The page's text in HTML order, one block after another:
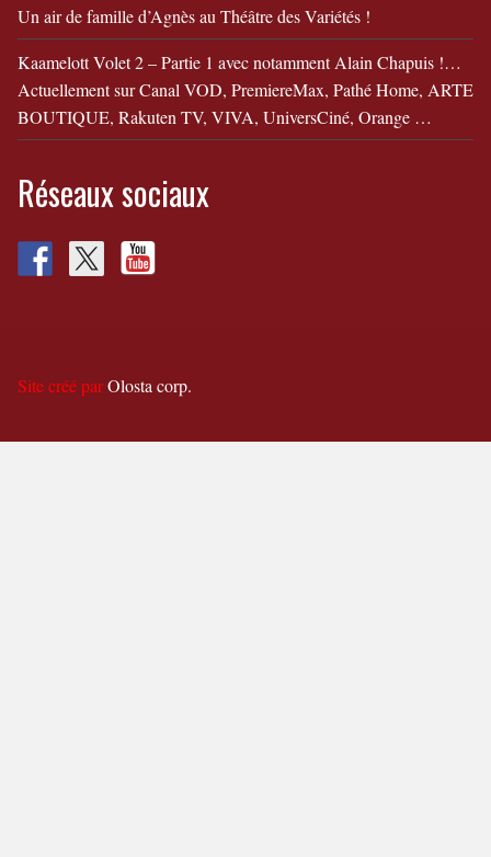
Un air de famille d’Agnès au Théâtre des Variétés !
Kaamelott Volet 2 – Partie 1 avec notamment Alain Chapuis !…
Actuellement sur Canal VOD, PremiereMax, Pathé Home, ARTE
BOUTIQUE, Rakuten TV, VIVA, UniversCiné, Orange …
Réseaux sociaux
Site créé parOlosta corp.